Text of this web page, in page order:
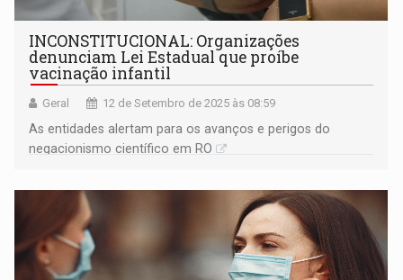
INCONSTITUCIONAL: Organizações
denunciam Lei Estadual que proíbe
vacinação infantil
Geral 12 de Setembro de 2025 às 08:59
As entidades alertam para os avanços e perigos do
negacionismo científico em RO